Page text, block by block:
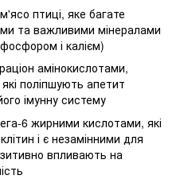
птиці, яке багате
та важливими мінералами
і калієм)
амінокислотами,
поліпшують апетит
імунну систему
6 жирними кислотами, які
і є незамінними для
впливають на